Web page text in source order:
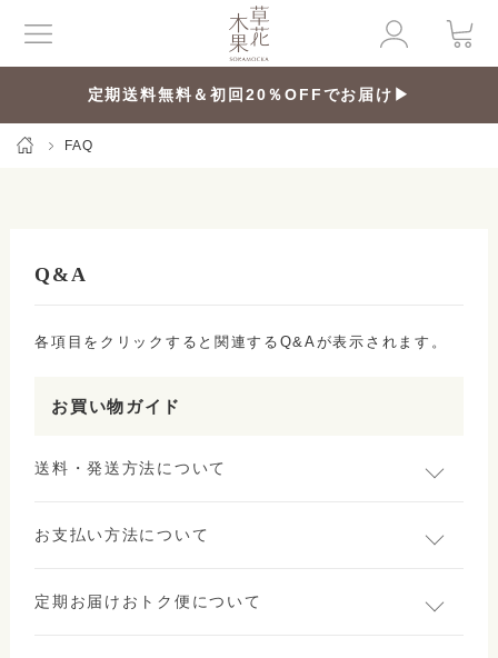
定期送料無料＆初回20％OFFでお届け▶
FAQ
Q&A
各項目をクリックすると関連するQ&Aが表示されます。
お買い物ガイド
送料・発送方法について
お支払い方法について
定期お届けおトク便について